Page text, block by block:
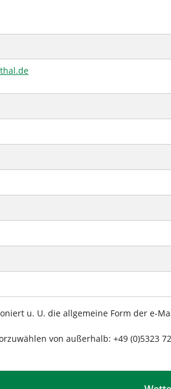
.de
u. U. die allgemeine Form der e-
von außerhalb: +49 (0)5323